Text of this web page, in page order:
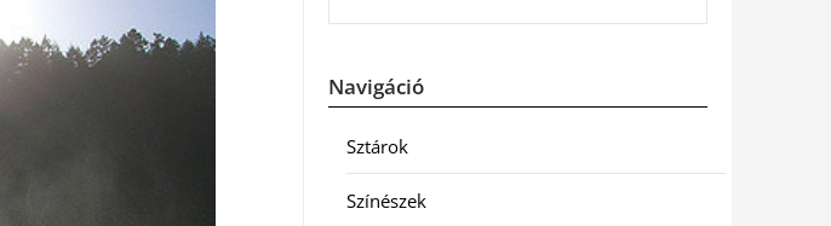
Navigáció
Sztárok
Színészek